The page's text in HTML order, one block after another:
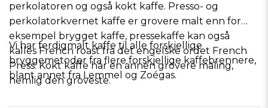
perkolatoren og også kokt kaffe. Presso- og
perkolatorkvernet kaffe er grovere malt enn for
eksempel brygget kaffe, pressekaffe kan også
kalles French roast fra det engelske ordet French
Press. Kokt kaffe har en annen grovere maling,
nemlig den groveste.
Vi har ferdigmalt kaffe til alle forskjellige
bryggemetoder fra flere forskjellige kaffebrennere,
blant annet fra Lemmel og Zoégas.